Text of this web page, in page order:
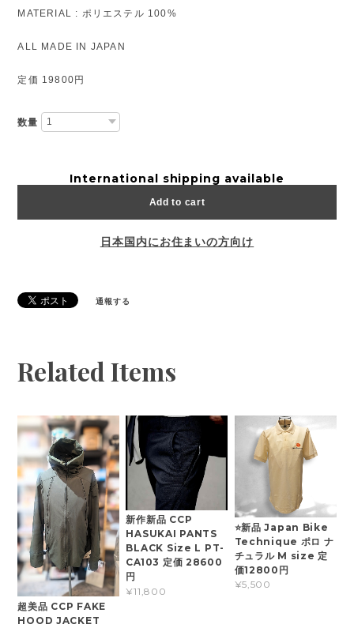
MATERIAL : ポリエステル 100%
ALL MADE IN JAPAN
定価 19800円
数量
International shipping available
Add to cart
日本国内にお住まいの方向け
通報する
Related Items
超美品 CCP FAKE
HOOD JACKET
新作新品 CCP
HASUKAI PANTS
BLACK Size L PT-
CA103 定価 28600
円
¥11,800
⭐新品 Japan Bike
Technique ポロ ナ
チュラル M size 定
価12800円
¥5,500